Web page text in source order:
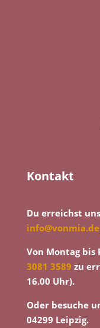
Kontakt
Du erreichst
info@vonmia.de
Von Montag
3081 3589 zu
16.00 Uhr).
Oder besuche
04299 Leipzig.